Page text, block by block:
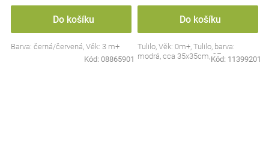
Do košíku
Barva: černá/červená, Věk: 3 m+
Kód: 08865901
Do košíku
Tulilo, Věk: 0m+, Tulilo, barva:
modrá, cca 35x35cm, CE
Kód: 11399201